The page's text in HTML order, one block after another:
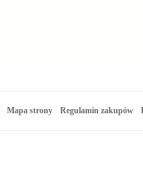
Mapa strony Regulamin zakupów